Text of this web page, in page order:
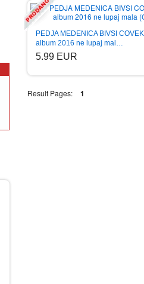
PEDJA MEDENICA BIVSI COVEK
album 2016 ne lupaj mal…
5.99 EUR
Result Pages: 1